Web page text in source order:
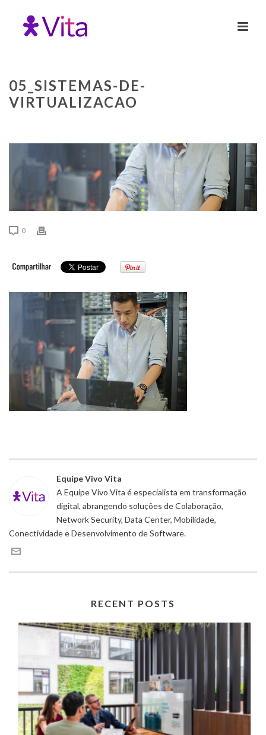
05_SISTEMAS-DE-
VIRTUALIZACAO
0
Equipe Vivo Vita
A Equipe Vivo Vita é especialista em transformação
digital, abrangendo soluções de Colaboração,
Network Security, Data Center, Mobilidade,
Conectividade e Desenvolvimento de Software.
RECENT POSTS